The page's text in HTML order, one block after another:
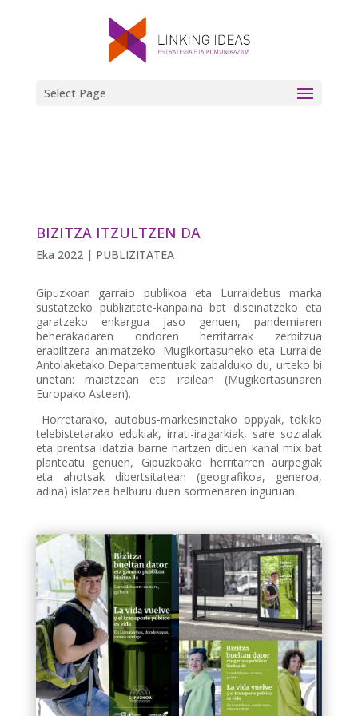
Select Page
BIZITZA ITZULTZEN DA
Eka 2022| PUBLIZITATEA
Gipuzkoan garraio publikoa eta Lurraldebus marka
sustatzeko publizitate-kanpaina bat diseinatzeko eta
garatzeko enkargua jaso genuen, pandemiaren
beherakadaren ondoren herritarrak zerbitzua
erabiltzera animatzeko. Mugikortasuneko eta Lurralde
Antolaketako Departamentuak zabalduko du, urteko bi
unetan: maiatzean eta irailean (Mugikortasunaren
Europako Astean).
Horretarako, autobus-markesinetako oppyak, tokiko
telebistetarako edukiak, irrati-iragarkiak, sare sozialak
eta prentsa idatzia barne hartzen dituen kanal mix bat
planteatu genuen, Gipuzkoako herritarren aurpegiak
eta ahotsak dibertsitatean (geografikoa, generoa,
adina) islatzea helburu duen sormenaren inguruan.